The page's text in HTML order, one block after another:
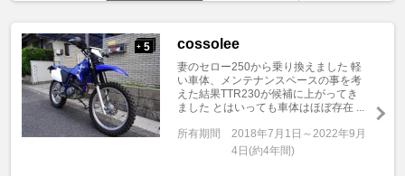
+ 5 cossolee
妻のセロー250から乗り換えました 軽
い車体、メンテナンスペースの事を考
えた結果TTR230が候補に上がってき
ました とはいっても車体はほぼ存在 ...
所有期間
2018年7月1日～2022年9月
4日(約4年間)